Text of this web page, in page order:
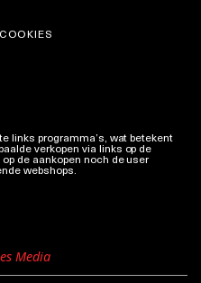
COOKIES
links programma’s, wat betekent
verkopen via links op de
de aankopen noch de user
webshops.